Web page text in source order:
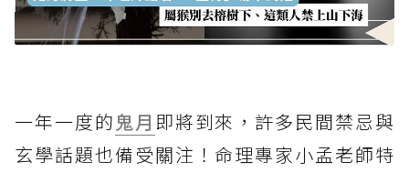
一年一度的 鬼月 即將到來，許多民間禁忌與
玄學話題也備受關注！命理專家小孟老師特